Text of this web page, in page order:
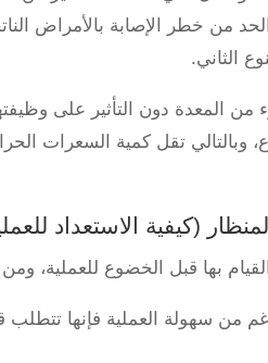
من خطر الإصابة بالأمراض
الثاني.
من المعدة دون التأثير على
وبالتالي تقل كمية السعرات
(كيفية الاستعداد
بها قبل الخضوع للعملية،
من سهولة العملية فإنها تتطلب